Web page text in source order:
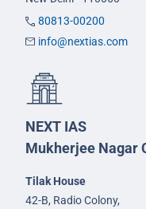
80813-00200
info@nextias.com
NEXT IAS
Mukherjee Nagar
Tilak House
42-B, Radio Colony,